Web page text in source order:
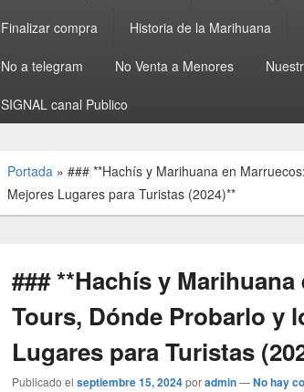
Finalizar compra Historia de la Marihuana
No a telegram No Venta a Menores
SIGNAL canal Publico
Portada » ### **Hachís y Marihuana en
Mejores Lugares para Turistas (2024)**
### **Hachís y
Tours, Dónde Probarlo y
Lugares para Turistas
Publicado el septiembre 15, 2024poradmin—No hay